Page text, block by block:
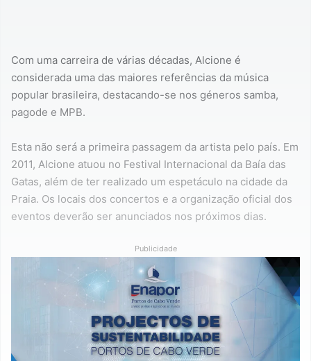
Com uma carreira de várias décadas, Alcione é
considerada uma das maiores referências da música
popular brasileira, destacando-se nos géneros samba,
pagode e MPB.
Esta não será a primeira passagem da artista pelo país. Em
2011, Alcione atuou no Festival Internacional da Baía das
Gatas, além de ter realizado um espetáculo na cidade da
Praia. Os locais dos concertos e a organização oficial dos
eventos deverão ser anunciados nos próximos dias.
Publicidade